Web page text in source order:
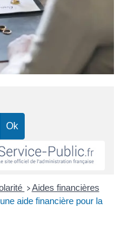
> Aides financières
aide financière pour la